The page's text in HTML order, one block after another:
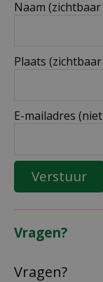
Naam
Plaats
E-mailadres
Vragen?
Vragen?